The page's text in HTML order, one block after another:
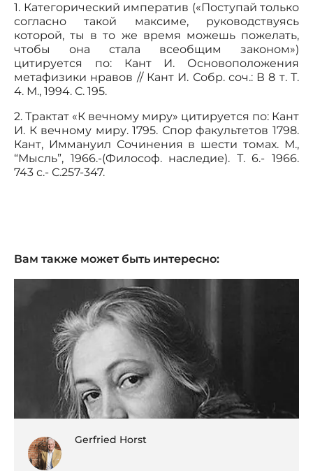
1. Категорический императив («Поступай только
согласно такой максиме, руководствуясь
которой, ты в то же время можешь пожелать,
чтобы она стала всеобщим законом»)
цитируется по: Кант И. Основоположения
метафизики нравов // Кант И. Собр. соч.: В 8 т. Т.
4. М., 1994. С. 195.
2. Трактат «К вечному миру» цитируется по: Кант
И. К вечному миру. 1795. Спор факультетов 1798.
Кант, Иммануил Сочинения в шести томах. М.,
“Мысль”, 1966.-(Философ. наследие). Т. 6.- 1966.
743 с.- С.257-347.
Вам также может быть интересно:
Gerfried Horst